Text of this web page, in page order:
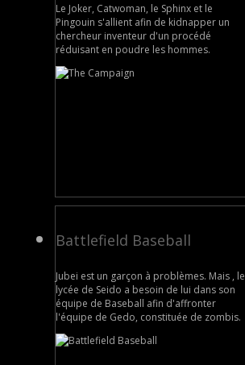
Le Joker, Catwoman, le Sphinx et le
Pingouin s'allient afin de kidnapper un
chercheur inventeur d'un procédé
réduisant en poudre les hommes.
Battlefield Baseball
Jubei est un garçon à problèmes. Mais , le
lycée de Seido a besoin de lui dans son
équipe de Baseball afin d'affronter
l'équipe de Gedo, constituée de zombis.